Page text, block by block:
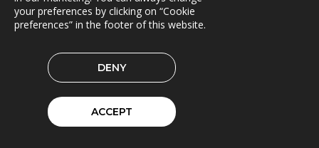
16.08.2019
13.08.2019
Webportal for jernbanenære tjenester
05.08.2019
your preferences by clicking on “Cookie
preferences” in the footer of this website.
DENY
ACCEPT